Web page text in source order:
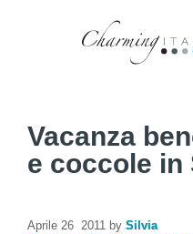
Vacanza
e coccole in
Aprile 26 2011 by Silvia